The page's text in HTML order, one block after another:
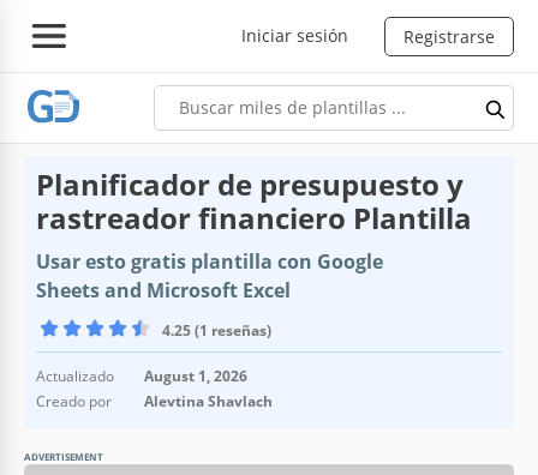
Iniciar sesión Registrarse
Planificador de presupuesto y
rastreador financiero Plantilla
Usar esto gratis plantilla con Google
Sheets and Microsoft Excel
4.25 (1 reseñas)
Actualizado
August 1, 2026
Creado por
Alevtina Shavlach
ADVERTISEMENT